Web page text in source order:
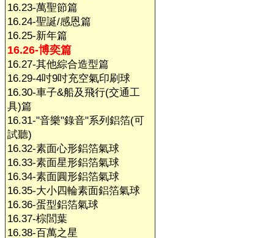
16.23-萬聖節篇
16.24-聖誕/感恩篇
16.25-新年篇
16.26-博奕篇
16.27-其他綜合造型篇
16.29-4吋9吋充空氣印刷球
16.30-車子&船及飛行(交通工
具)篇
16.31-"音樂"錄音"系列鋁箔(可
試聽)
16.32-素面心形鋁箔氣球
16.33-素面星形鋁箔氣球
16.34-素面圓形鋁箔氣球
16.35-大小四輪素面鋁箔氣球
16.36-蛋型鋁箔氣球
16.37-棕閭葉
16.38-百萬之星